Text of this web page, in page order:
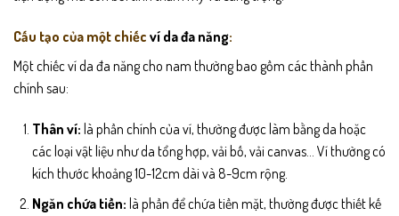
Cấu tạo của một chiếc ví da đa năng:
Một chiếc ví da đa năng cho nam thường bao gồm các thành phần
chính sau:
Thân ví: là phần chính của ví, thường được làm bằng da hoặc
các loại vật liệu như da tổng hợp, vải bố, vải canvas… Ví thường có
kích thước khoảng 10-12cm dài và 8-9cm rộng.
Ngăn chứa tiền: là phần để chứa tiền mặt, thường được thiết kế